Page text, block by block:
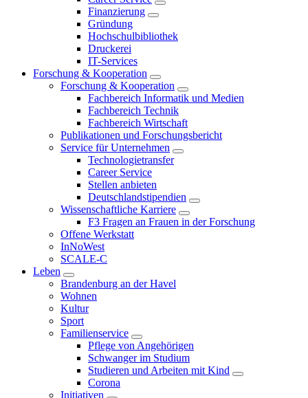
Finanzierung
Gründung
Hochschulbibliothek
Druckerei
IT-Services
Forschung & Kooperation
Forschung & Kooperation
Fachbereich Informatik und Medien
Fachbereich Technik
Fachbereich Wirtschaft
Publikationen und Forschungsbericht
Service für Unternehmen
Technologietransfer
Career Service
Stellen anbieten
Deutschlandstipendien
Wissenschaftliche Karriere
F3 Fragen an Frauen in der Forschung
Offene Werkstatt
InNoWest
SCALE-C
Leben
Brandenburg an der Havel
Wohnen
Kultur
Sport
Familienservice
Pflege von Angehörigen
Schwanger im Studium
Studieren und Arbeiten mit Kind
Corona
Initiativen